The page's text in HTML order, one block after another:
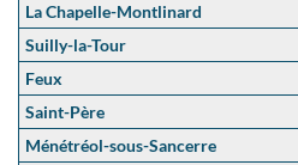
La Chapelle-Montlinard
Suilly-la-Tour
Feux
Saint-Père
Ménétréol-sous-Sancerre